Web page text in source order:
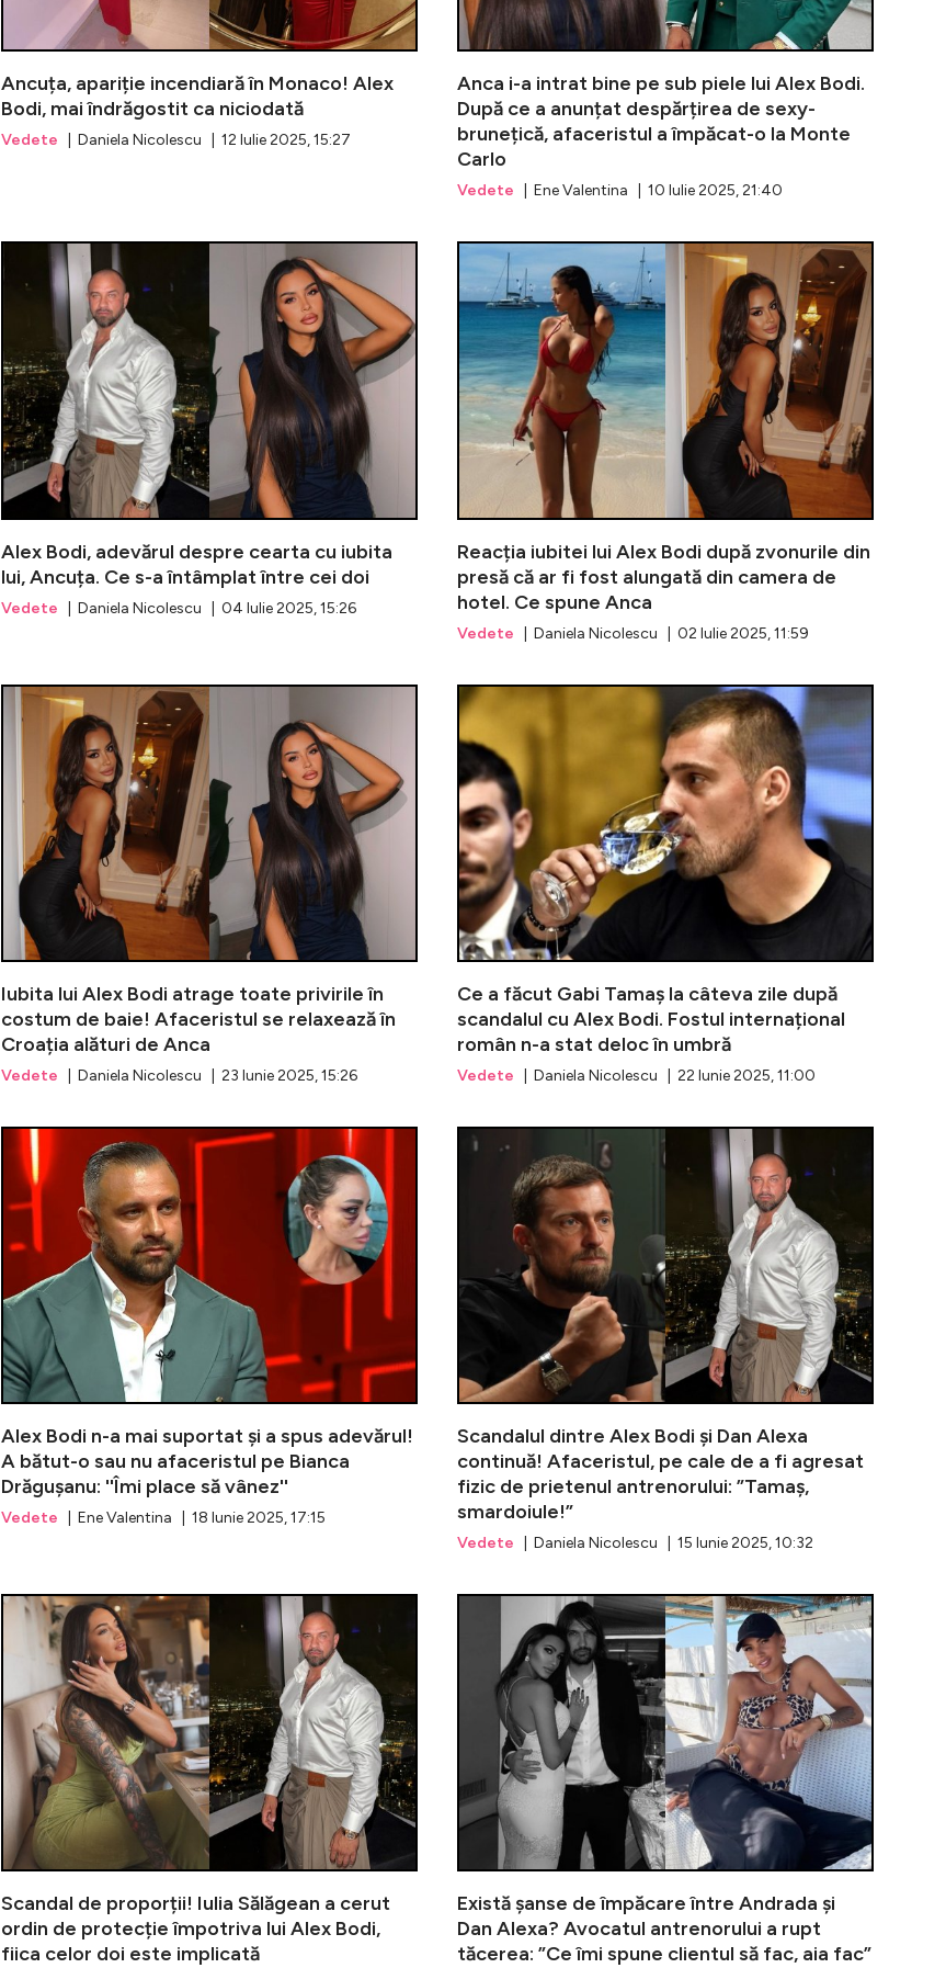
Ancuța, apariție incendiară în Monaco! Alex
Bodi, mai îndrăgostit ca niciodată
Vedete | Daniela Nicolescu | 12 Iulie 2025, 15:27
Anca i-a intrat bine pe sub piele lui Alex Bodi.
După ce a anunțat despărțirea de sexy-
brunețică, afaceristul a împăcat-o la Monte
Carlo
Vedete | Ene Valentina | 10 Iulie 2025, 21:40
Scandalul dintre Bodi și Alexa continuă: ”Asta e singura bătaie
Alex Bodi, adevărul despre cearta cu iubita
lui, Ancuța. Ce s-a întâmplat între cei doi
Vedete | Daniela Nicolescu | 04 Iulie 2025, 15:26
Alex Bodi,
Reacția iubitei lui Alex Bodi după zvonurile din
presă că ar fi fost alungată din camera de
hotel. Ce spune Anca
Vedete | Daniela Nicolescu | 02 Iulie 2025, 11:59
Dan Alexa a dezvăluit dacă au existat sau nu șanse de
Iubita lui Alex Bodi atrage toate privirile în
costum de baie! Afaceristul se relaxează în
Croația alături de Anca
Vedete | Daniela Nicolescu | 23 Iunie 2025, 15:26
Iubita lui
Ce a făcut Gabi Tamaș la câteva zile după
scandalul cu Alex Bodi. Fostul internațional
român n-a stat deloc în umbră
Vedete | Daniela Nicolescu | 22 Iunie 2025, 11:00
Șah-mat în scandalul Bodi-Alexa-Tamaș! Milionarul mută
Alex Bodi n-a mai suportat și a spus adevărul!
A bătut-o sau nu afaceristul pe Bianca
Drăgușanu: ''Îmi place să vânez''
Vedete | Ene Valentina | 18 Iunie 2025, 17:15
Scandalul dintre Alex Bodi și Dan Alexa
continuă! Afaceristul, pe cale de a fi agresat
fizic de prietenul antrenorului: ”Tamaș,
smardoiule!”
Vedete | Daniela Nicolescu | 15 Iunie 2025, 10:32
Alex Bodi, prima reacție după ce fosta soție a cerut ordin de
Scandal de proporții! Iulia Sălăgean a cerut
ordin de protecție împotriva lui Alex Bodi,
fiica celor doi este implicată
Scandal de
Există șanse de împăcare între Andrada și
Dan Alexa? Avocatul antrenorului a rupt
tăcerea: ”Ce îmi spune clientul să fac, aia fac”